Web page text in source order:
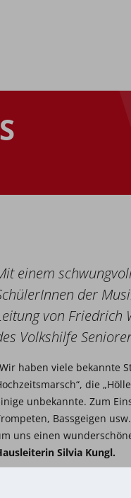
einem
der
von Friedrich
Volkshilfe
haben viele bekannte
die
unbekannte. Zum
Bassgeigen
uns einen
Silvia Kungl.
Anschließend gab es für